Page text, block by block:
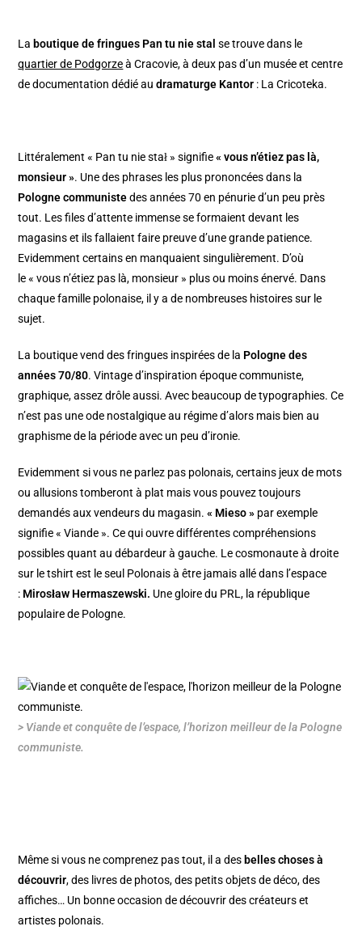
La boutique de fringues Pan tu nie stal se trouve dans le
quartier de Podgorzeà Cracovie, à deux pas d’un musée et centre
de documentation dédié audramaturge Kantor : La Cricoteka.
Littéralement « Pan tu nie stał » signifie« vous n’étiez pas là,
monsieur ». Une des phrases les plus prononcées dans la
Pologne communistedes années 70 en pénurie d’un peu près
tout. Les files d’attente immense se formaient devant les
magasins et ils fallaient faire preuve d’une grande patience.
Evidemment certains en manquaient singulièrement. D’où
le « vous n’étiez pas là, monsieur » plus ou moins énervé. Dans
chaque famille polonaise, il y a de nombreuses histoires sur le
sujet.
La boutique vend des fringues inspirées de la Pologne des
années 70/80. Vintage d’inspiration époque communiste,
graphique, assez drôle aussi. Avec beaucoup de typographies. Ce
n’est pas une ode nostalgique au régime d’alors mais bien au
graphisme de la période avec un peu d’ironie.
Evidemment si vous ne parlez pas polonais, certains jeux de mots
ou allusions tomberont à plat mais vous pouvez toujours
demandés aux vendeurs du magasin.« Mieso » par exemple
signifie « Viande ». Ce qui ouvre différentes compréhensions
possibles quant au débardeur à gauche. Le cosmonaute à droite
sur le tshirt est le seul Polonais à être jamais allé dans l’espace
: Mirosław Hermaszewski. Une gloire du PRL, la république
populaire de Pologne.
> Viande et conquête de l’espace, l’horizon meilleur de la Pologne
communiste.
Même si vous ne comprenez pas tout, il a des belles choses à
découvrir, des livres de photos, des petits objets de déco, des
affiches… Un bonne occasion de découvrir des créateurs et
artistes polonais.